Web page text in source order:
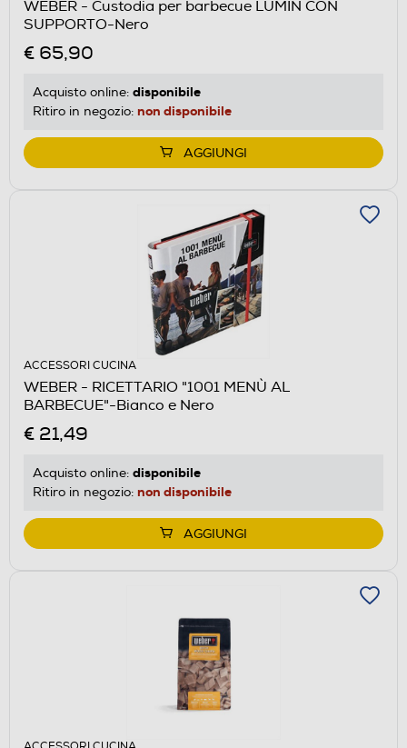
WEBER - Custodia per barbecue LUMIN CON
SUPPORTO-Nero
€ 65,90
Acquisto online: disponibile
Ritiro in negozio: non disponibile
AGGIUNGI
ACCESSORI CUCINA
WEBER - RICETTARIO "1001 MENÙ AL
BARBECUE"-Bianco e Nero
€ 21,49
Acquisto online: disponibile
Ritiro in negozio: non disponibile
AGGIUNGI